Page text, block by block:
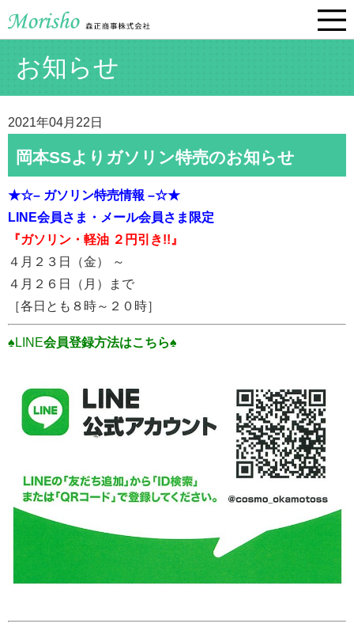
お知らせ
2021年04月22日
岡本SSよりガソリン特売のお知らせ
★☆– ガソリン特売情報 –☆★
LINE会員さま・ メール会員さま限定
『ガソリン・軽油 ２円引き!!』
４月２３日（金） ～
４月２６日（月）まで
［各日とも８時～２０時］
♠LINE会員登録方法はこちら♠